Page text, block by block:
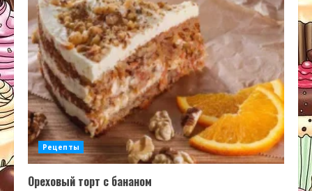
Рецепты
Ореховый торт с бананом